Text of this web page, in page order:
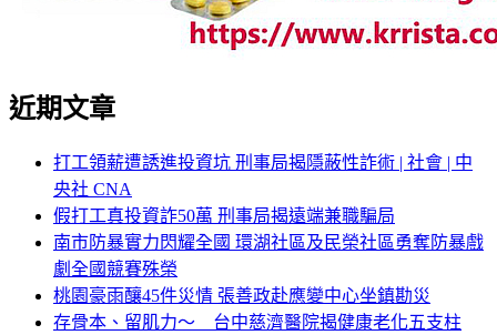
近期文章
打工領薪遭誘進投資坑 刑事局揭隱蔽性詐術 | 社會 | 中
央社 CNA
假打工真投資詐50萬 刑事局揭遠端兼職騙局
南市防暴實力閃耀全國 環湖社區及民榮社區勇奪防暴戲
劇全國競賽殊榮
桃園豪雨釀45件災情 張善政赴應變中心坐鎮勘災
存骨本、留肌力～ 台中慈濟醫院揭健康老化五支柱